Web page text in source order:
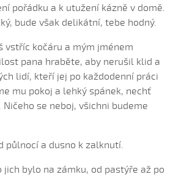
křepelala (Kristýna Daňhelová, 2004)
krepelenka...
krepelenka (Barbora Trubačová, 2004)
krepelenka (Šarlota Zálešáková, 2010)
(Natálie Vaculová, 2008)
(Žaneta Vystrčilová, 2009)
(Adéla Janíková, 2009)
pořádku a k utužení kázně v domě.
bude však delikátní, tebe hodný.
vstříc kočáru a mým jménem
pana hraběte, aby nerušil klid a
lidí, kteří jej po každodenní práci
mu pokoj a lehký spánek, nechť
se neboj, všichni budeme
půlnocí a dusno k zalknutí.
jich bylo na zámku, od pastýře až po